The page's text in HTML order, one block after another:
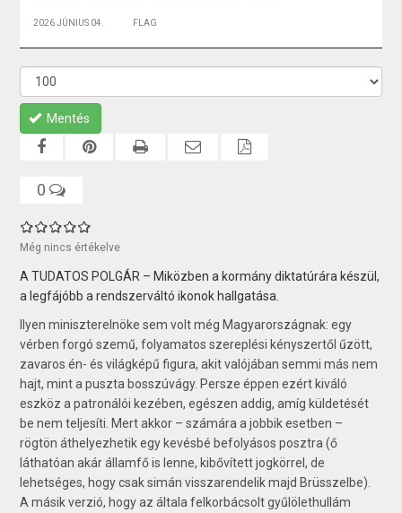
2026 JÚNIUS 04. FLAG
Mentés
0
Még nincs értékelve
A TUDATOS POLGÁR – Miközben a kormány diktatúrára készül,
a legfájóbb a rendszerváltó ikonok hallgatása.
Ilyen miniszterelnöke sem volt még Magyarországnak: egy
vérben forgó szemű, folyamatos szereplési kényszertől űzött,
zavaros én- és világképű figura, akit valójában semmi más nem
hajt, mint a puszta bosszúvágy. Persze éppen ezért kiváló
eszköz a patronálói kezében, egészen addig, amíg küldetését
be nem teljesíti. Mert akkor – számára a jobbik esetben –
rögtön áthelyezhetik egy kevésbé befolyásos posztra (ő
láthatóan akár államfő is lenne, kibővített jogkörrel, de
lehetséges, hogy csak simán visszarendelik majd Brüsszelbe).
A másik verzió, hogy az általa felkorbácsolt gyűlölethullám